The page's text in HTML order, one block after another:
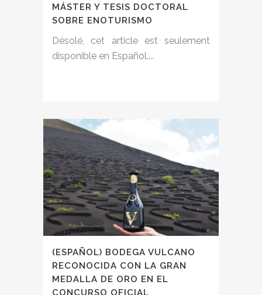
MÁSTER Y TESIS DOCTORAL
SOBRE ENOTURISMO
Désolé, cet article est seulement
disponible en Español....
(ESPAÑOL) BODEGA VULCANO
RECONOCIDA CON LA GRAN
MEDALLA DE ORO EN EL
CONCURSO OFICIAL